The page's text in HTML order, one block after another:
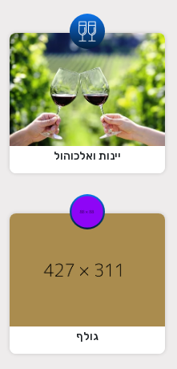
יינות ואלכוהול
גולף